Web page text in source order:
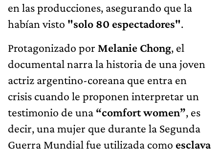
en las producciones, asegurando que la
habían visto "solo 80 espectadores".
Protagonizado por Melanie Chong, el
documental narra la historia de una joven
actriz argentino-coreana que entra en
crisis cuando le proponen interpretar un
testimonio de una “comfort women”, es
decir, una mujer que durante la Segunda
Guerra Mundial fue utilizada como esclava